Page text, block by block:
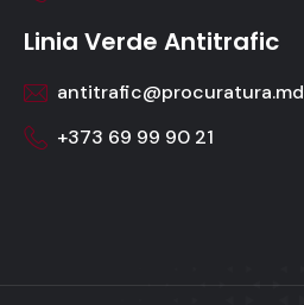
Linia Verde Antitrafic
antitrafic@procuratura.md
+373 69 99 90 21